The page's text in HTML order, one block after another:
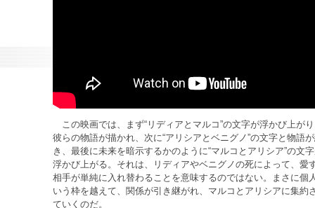
この映画では、まず“リディアとマルコ”の文字が浮かび上が
彼らの物語が描かれ、次に“アリシアとベニグノ”の文字と物語
き、最後に未来を暗示するかのように“マルコとアリシア”の文
浮かび上がる。それは、リディアやベニグノの死によって、愛
相手が単純に入れ替わることを意味するのではない。まさに個
いう枠を越えて、関係が引き継がれ、マルコとアリシアに集約
ていくのだ。